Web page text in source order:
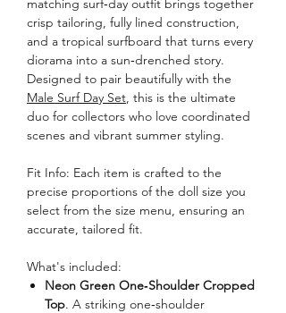
matching surf‑day outfit brings together
crisp tailoring, fully lined construction,
and a tropical surfboard that turns every
diorama into a sun‑drenched story.
Designed to pair beautifully with the
Male Surf Day Set, this is the ultimate
duo for collectors who love coordinated
scenes and vibrant summer styling.
Fit Info: Each item is crafted to the
precise proportions of the doll size you
select from the size menu, ensuring an
accurate, tailored fit.
What's included:
Neon Green One‑Shoulder Cropped
Top. A striking one‑shoulder